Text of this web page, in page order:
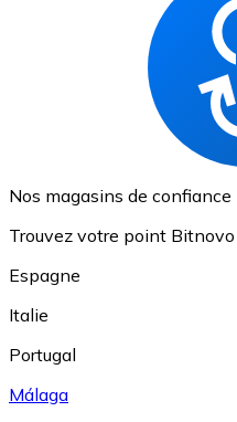
Nos magasins de confiance
Trouvez votre point
Espagne
Italie
Portugal
Málaga